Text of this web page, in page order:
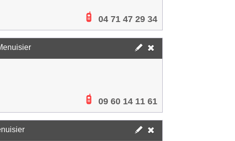
04 71 47 29 34
09 60 14 11 61